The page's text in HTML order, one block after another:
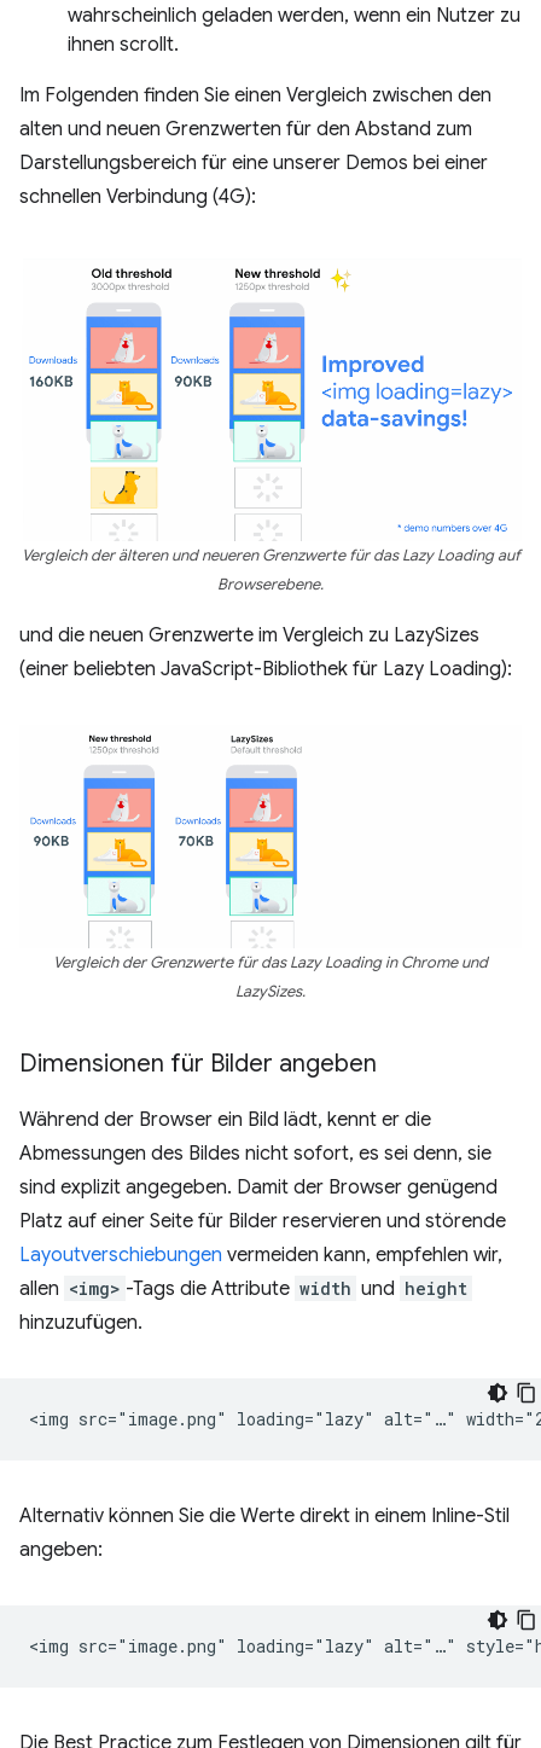
wahrscheinlich geladen werden, wenn ein Nutzer zu
ihnen scrollt.
Im Folgenden finden Sie einen Vergleich zwischen den
alten und neuen Grenzwerten für den Abstand zum
Darstellungsbereich für eine unserer Demos bei einer
schnellen Verbindung (4G):
Vergleich der älteren und neueren Grenzwerte für das Lazy Loading auf
Browserebene.
und die neuen Grenzwerte im Vergleich zu LazySizes
(einer beliebten JavaScript-Bibliothek für Lazy Loading):
Vergleich der Grenzwerte für das Lazy Loading in Chrome und
LazySizes.
Dimensionen für Bilder angeben
Während der Browser ein Bild lädt, kennt er die
Abmessungen des Bildes nicht sofort, es sei denn, sie
sind explizit angegeben. Damit der Browser genügend
Platz auf einer Seite für Bilder reservieren und störende
Layoutverschiebungen vermeiden kann, empfehlen wir,
allen <img> -Tags die Attribute width und height
hinzuzufügen.
Alternativ können Sie die Werte direkt in einem Inline-Stil
angeben:
Die Best Practice zum Festlegen von Dimensionen gilt für